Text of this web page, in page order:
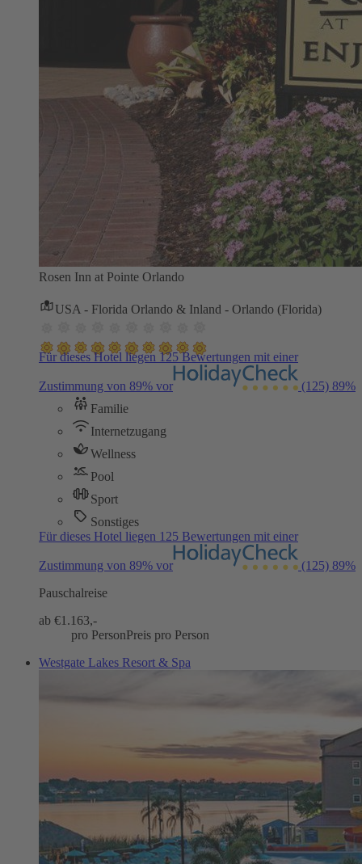
Rosen Inn at Pointe Orlando
USA - Florida Orlando & Inland - Orlando (Florida)
Für dieses Hotel liegen 125 Bewertungen mit einer
Zustimmung von 89% vor (125) 89%
Familie
Internetzugang
Wellness
Pool
Sport
Sonstiges
Für dieses Hotel liegen 125 Bewertungen mit einer
Zustimmung von 89% vor (125) 89%
Pauschalreise
ab €1.163,-
pro PersonPreis pro Person
Westgate Lakes Resort & Spa